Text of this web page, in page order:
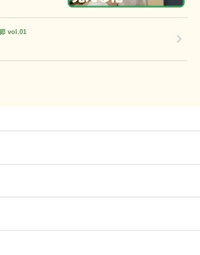
vol.01